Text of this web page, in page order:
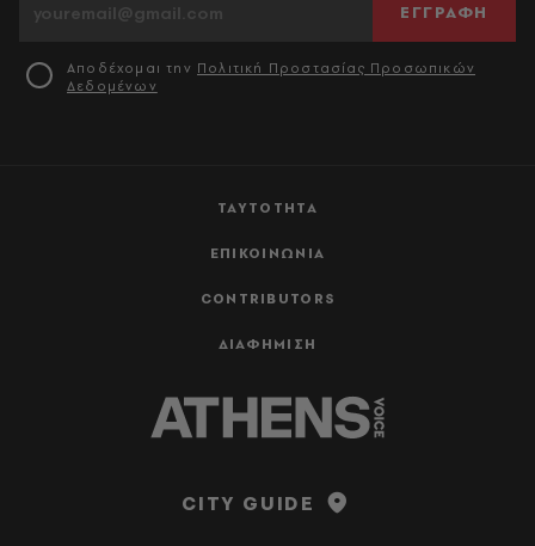
ΤΑΥΤΟΤΗΤΑ
ΕΠΙΚΟΙΝΩΝΙΑ
CONTRIBUTORS
ΔΙΑΦΗΜΙΣΗ
ΕΓΓΡΑΦΗ
Αποδέχομαι την Πολιτική Προστασίας Προσωπικών
Δεδομένων
CITY GUIDE